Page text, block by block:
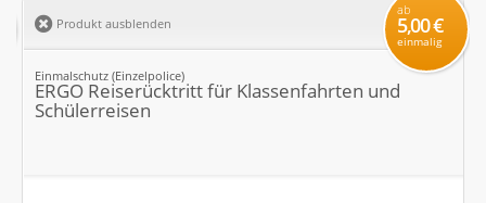
Produkt ausblenden
ab
5,00 €
einmalig
Einmalschutz (Einzelpolice)
ERGO Reiserücktritt für Klassenfahrten und
Schülerreisen